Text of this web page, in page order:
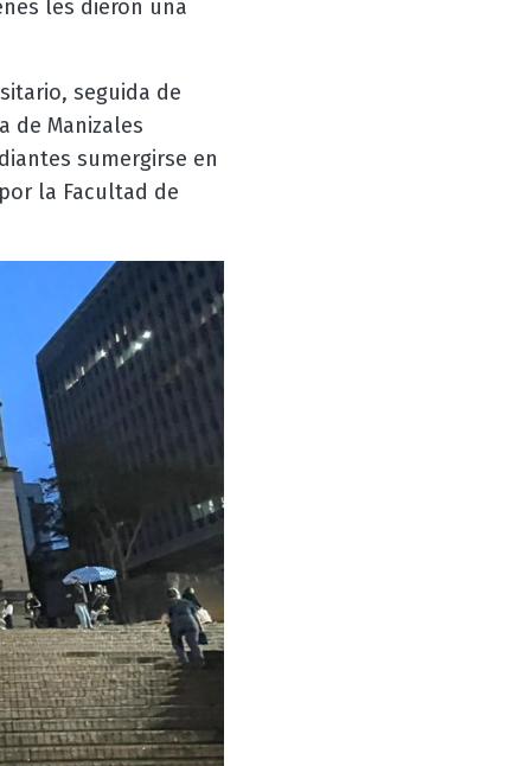
les dieron una
seguida de
de Manizales
sumergirse en
la Facultad de